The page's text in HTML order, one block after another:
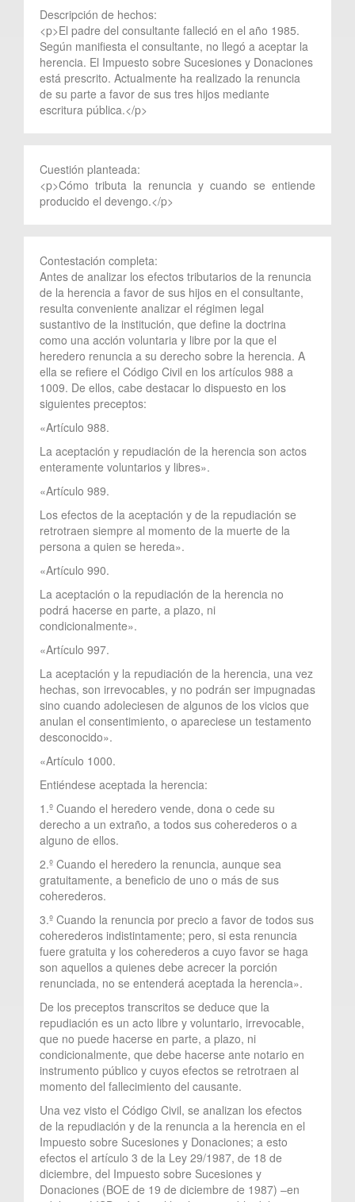
Descripción de hechos:
<p>El padre del consultante falleció en el año 1985.
Según manifiesta el consultante, no llegó a aceptar la
herencia. El Impuesto sobre Sucesiones y Donaciones
está prescrito. Actualmente ha realizado la renuncia
de su parte a favor de sus tres hijos mediante
escritura pública.</p>
Cuestión planteada:
<p>Cómo tributa la renuncia y cuando se entiende
producido el devengo.</p>
Contestación completa:
Antes de analizar los efectos tributarios de la renuncia
de la herencia a favor de sus hijos en el consultante,
resulta conveniente analizar el régimen legal
sustantivo de la institución, que define la doctrina
como una acción voluntaria y libre por la que el
heredero renuncia a su derecho sobre la herencia. A
ella se refiere el Código Civil en los artículos 988 a
1009. De ellos, cabe destacar lo dispuesto en los
siguientes preceptos:
«Artículo 988.
La aceptación y repudiación de la herencia son actos
enteramente voluntarios y libres».
«Artículo 989.
Los efectos de la aceptación y de la repudiación se
retrotraen siempre al momento de la muerte de la
persona a quien se hereda».
«Artículo 990.
La aceptación o la repudiación de la herencia no
podrá hacerse en parte, a plazo, ni
condicionalmente».
«Artículo 997.
La aceptación y la repudiación de la herencia, una vez
hechas, son irrevocables, y no podrán ser impugnadas
sino cuando adoleciesen de algunos de los vicios que
anulan el consentimiento, o apareciese un testamento
desconocido».
«Artículo 1000.
Entiéndese aceptada la herencia:
1.º Cuando el heredero vende, dona o cede su
derecho a un extraño, a todos sus coherederos o a
alguno de ellos.
2.º Cuando el heredero la renuncia, aunque sea
gratuitamente, a beneficio de uno o más de sus
coherederos.
3.º Cuando la renuncia por precio a favor de todos sus
coherederos indistintamente; pero, si esta renuncia
fuere gratuita y los coherederos a cuyo favor se haga
son aquellos a quienes debe acrecer la porción
renunciada, no se entenderá aceptada la herencia».
De los preceptos transcritos se deduce que la
repudiación es un acto libre y voluntario, irrevocable,
que no puede hacerse en parte, a plazo, ni
condicionalmente, que debe hacerse ante notario en
instrumento público y cuyos efectos se retrotraen al
momento del fallecimiento del causante.
Una vez visto el Código Civil, se analizan los efectos
de la repudiación y de la renuncia a la herencia en el
Impuesto sobre Sucesiones y Donaciones; a esto
efectos el artículo 3 de la Ley 29/1987, de 18 de
diciembre, del Impuesto sobre Sucesiones y
Donaciones (BOE de 19 de diciembre de 1987) –en